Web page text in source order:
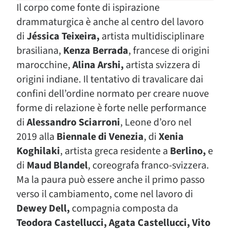
Il corpo come fonte di ispirazione
drammaturgica è anche al centro del lavoro
diJéssica Teixeira, artista multidisciplinare
brasiliana, Kenza Berrada, francese di origini
marocchine,Alina Arshi, artista svizzera di
origini indiane. Il tentativo di travalicare dai
confini dell’ordine normato per creare nuove
forme di relazione è forte nelle performance
diAlessandro Sciarroni, Leone d’oro nel
2019 alla Biennale di Venezia, diXenia
Koghilaki, artista greca residente a Berlino, e
di Maud Blandel, coreografa franco-svizzera.
Ma la paura può essere anche il primo passo
verso il cambiamento, come nel lavoro di
Dewey Dell, compagnia composta da
Teodora Castellucci, Agata Castellucci, Vito